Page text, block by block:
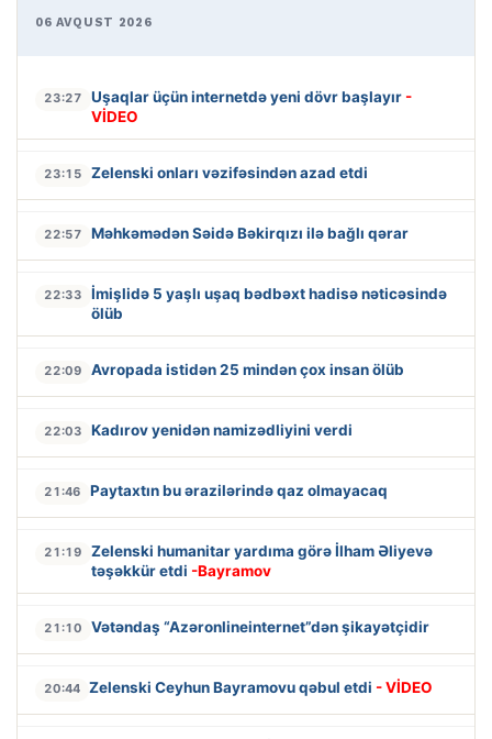
06 AVQUST 2026
23:27 Uşaqlar üçün internetdə yeni dövr başlayır -
VİDEO
23:15 Zelenski onları vəzifəsindən azad etdi
22:57 Məhkəmədən Səidə Bəkirqızı ilə bağlı qərar
22:33
İmişlidə 5 yaşlı uşaq bədbəxt hadisə nəticəsində
ölüb
22:09 Avropada istidən 25 mindən çox insan ölüb
22:03 Kadırov yenidən namizədliyini verdi
21:46 Paytaxtın bu ərazilərində qaz olmayacaq
21:19
Zelenski humanitar yardıma görə İlham Əliyevə
təşəkkür etdi -Bayramov
21:10 Vətəndaş “Azəronlineinternet”dən şikayətçidir
20:44 Zelenski Ceyhun Bayramovu qəbul etdi - VİDEO